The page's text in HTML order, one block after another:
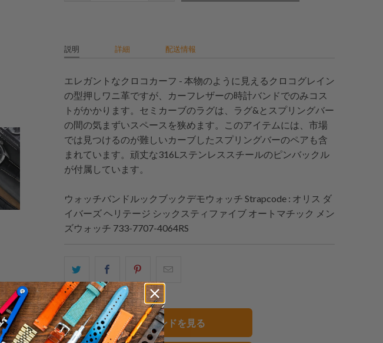
説明 詳細 配送情報
エレガントなクロコカーフ - 本物のように見えるクロコグレイン
の型押しワニ革ですが、カーフレザーの時計バンドでのみコス
トがかかります。セミカーブのラグは、ラグ&とスプリングバー
の間の気まずいスペースを狭めます。このアイテムには、市場
では見つけるのが難しいカーブしたスプリングバーのペアも含
まれています。頑丈な316Lステンレススチールのピンバックル
が付属しています。
ウォッチバンドルックブックデモウォッチ Strapcode : オリス ダ
イバーズ ヘリテージ シックスティファイブ オートマチック メン
ズウォッチ 733-7707-4064RS
の
内
容
を
Facebook
で
共
有
す
Pinterest
で
共
有
す
ル
すべてのバンドを見る